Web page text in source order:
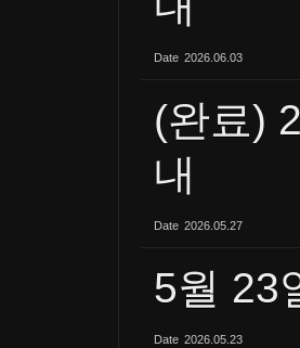
Date 2026.06.03
(완료)
내
Date 2026.05.27
5월 23
Date 2026.05.23